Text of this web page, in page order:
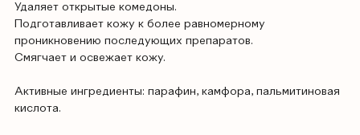
Удаляет открытые комедоны.
Подготавливает кожу к более равномерному
проникновению последующих препаратов.
Смягчает и освежает кожу.
Активные ингредиенты: парафин, камфора, пальмитиновая
кислота.